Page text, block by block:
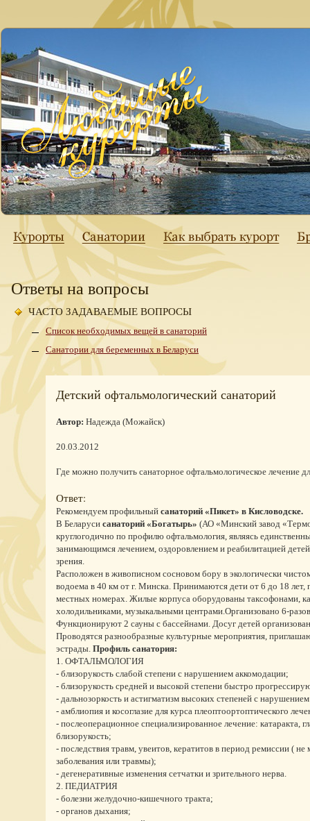
Ответы на вопросы
ЧАСТО ЗАДАВАЕМЫЕ ВОПРОСЫ
Список необходимых вещей в санаторий
Санатории для беременных в Беларуси
Детский офтальмологический санаторий
Автор: Надежда (Можайск)
20.03.2012
Где можно получить санаторное офтальмологическое лечение
Ответ:
Рекомендуем профильный санаторий «Пикет» в Кисловодске.
В Беларуси санаторий «Богатырь» (АО «Минский завод
круглогодично по профилю офтальмология, являясь
занимающимся лечением, оздоровлением и реабилитацией
зрения.
Расположен в живописном сосновом бору в экологически
водоема в 40 км от г. Минска. Принимаются дети от 6 до 18 лет,
местных номерах. Жилые корпуса оборудованы таксофонами,
холодильниками, музыкальными центрами.Организовано 6-
Функционируют 2 сауны с бассейнами. Досуг детей
Проводятся разнообразные культурные мероприятия,
эстрады. Профиль санатория:
1. ОФТАЛЬМОЛОГИЯ
- близорукость слабой степени с нарушением аккомодации;
- близорукость средней и высокой степени быстро
- дальнозоркость и астигматизм высоких степеней с
- амблиопия и косоглазие для курса плеоптоортоптического
- послеоперационное специализированное лечение: катаракта,
близорукость;
- последствия травм, увеитов, кератитов в период ремиссии ( не
заболевания или травмы);
- дегенеративные изменения сетчатки и зрительного нерва.
2. ПЕДИАТРИЯ
- болезни желудочно-кишечного тракта;
- органов дыхания;